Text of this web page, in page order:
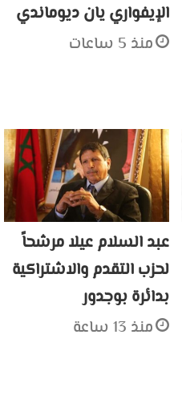
الإيفواري يان ديوماندي
منذ 5 ساعات
عبد السلام عيلا مرشحاً
لحزب التقدم والاشتراكية
بدائرة بوجدور
منذ 13 ساعة